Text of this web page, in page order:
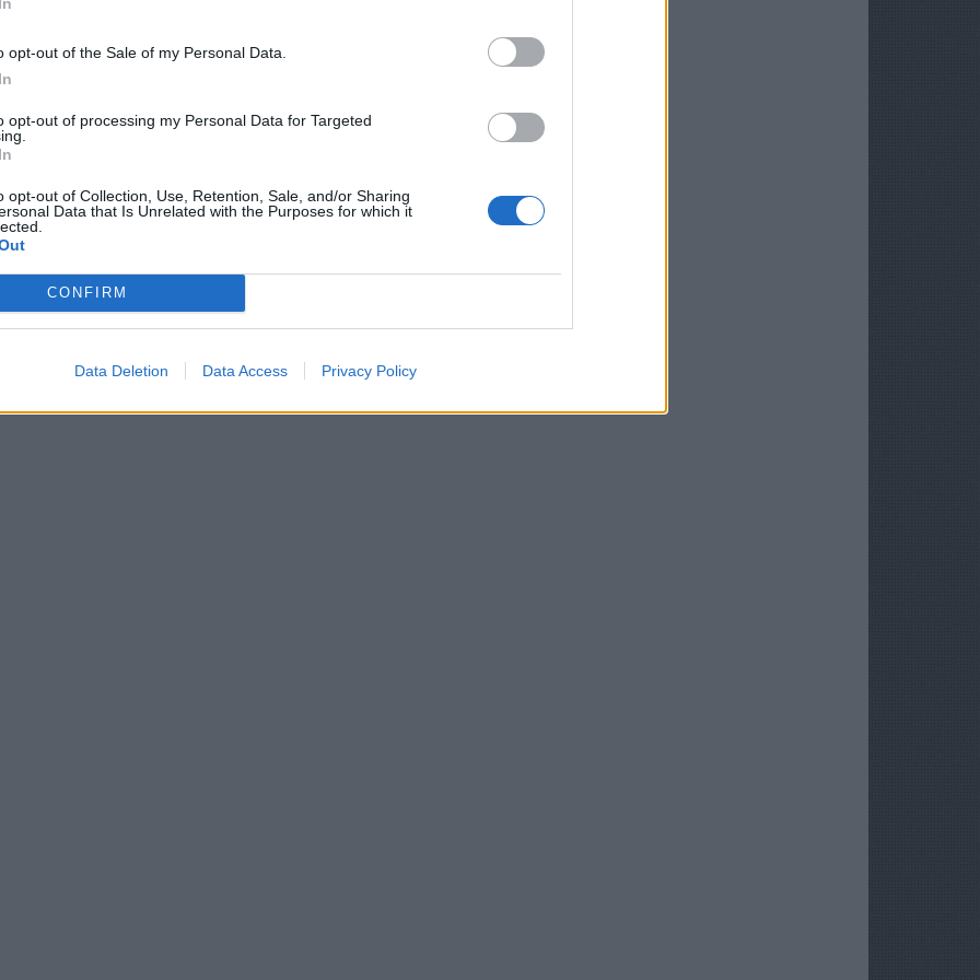
opt-out of the Sale of my Personal Data.
opt-out of processing my Personal Data for Targeted
opt-out of Collection, Use, Retention, Sale, and/or Sharing
Data that Is Unrelated with the Purposes for which it
CONFIRM
Data Deletion Data Access Privacy Policy
τα καταστήματα. Διατίθεται για 1 έως 3
πληροφορίες για τα προϊόντα μπορείτε να
την ιστοσελίδα:http://www.pandasecurity.com/